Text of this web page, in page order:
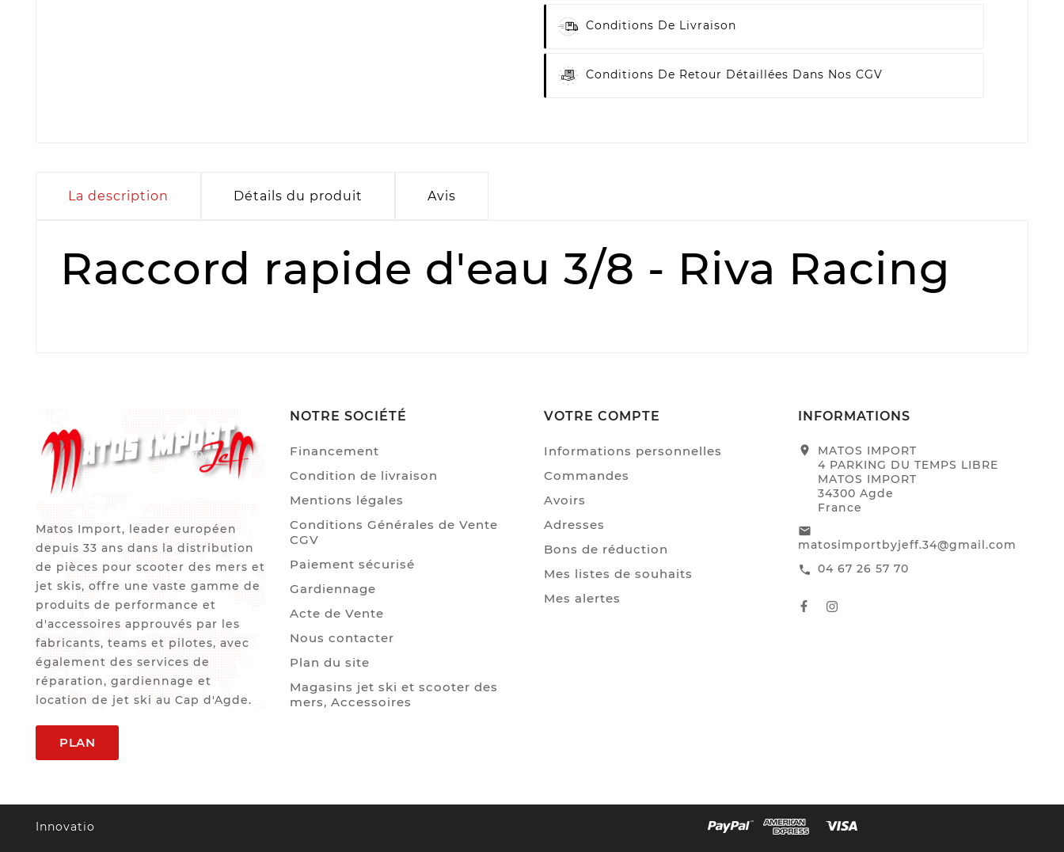
Conditions De Livraison
Conditions De Retour Détaillées Dans Nos CGV
La description Détails du produit Avis
Raccord rapide d'eau 3/8 - Riva Racing
Matos Import, leader européen
depuis 33 ans dans la distribution
de pièces pour scooter des mers et
jet skis, offre une vaste gamme de
produits de performance et
d'accessoires approuvés par les
fabricants, teams et pilotes, avec
également des services de
réparation, gardiennage et
location de jet ski au Cap d'Agde.
PLAN
NOTRE SOCIÉTÉ
Financement
Condition de livraison
Mentions légales
Conditions Générales de Vente
CGV
Paiement sécurisé
Gardiennage
Acte de Vente
Nous contacter
Plan du site
Magasins jet ski et scooter des
mers, Accessoires
VOTRE COMPTE
Informations personnelles
Commandes
Avoirs
Adresses
Bons de réduction
Mes listes de souhaits
Mes alertes
INFORMATIONS
location_on
MATOS IMPORT
4 PARKING DU TEMPS LIBRE
MATOS IMPORT
34300 Agde
France
email
matosimportbyjeff.34@gmail.com
call 04 67 26 57 70
Innovatio